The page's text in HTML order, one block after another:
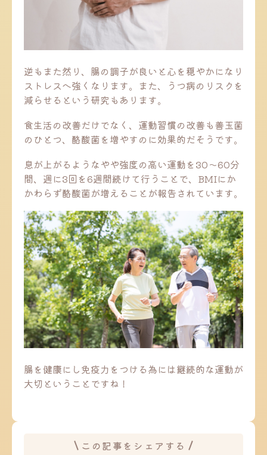
逆もまた然り、腸の調子が良いと心を穏やかになり
ストレスへ強くなります。また、うつ病のリスクを
減らせるという研究もあります。
食生活の改善だけでなく、運動習慣の改善も善玉菌
のひとつ、酪酸菌を増やすのに効果的だそうです。
息が上がるようなやや強度の高い運動を30～60分
間、週に3回を6週間続けて行うことで、BMIにか
かわらず酪酸菌が増えることが報告されています。
腸を健康にし免疫力をつける為には継続的な運動が
大切ということですね！
この記事をシェアする